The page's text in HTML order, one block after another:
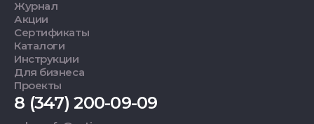
Журнал
Акции
Сертификаты
Каталоги
Инструкции
Для бизнеса
Проекты
8 (347) 200-09-09